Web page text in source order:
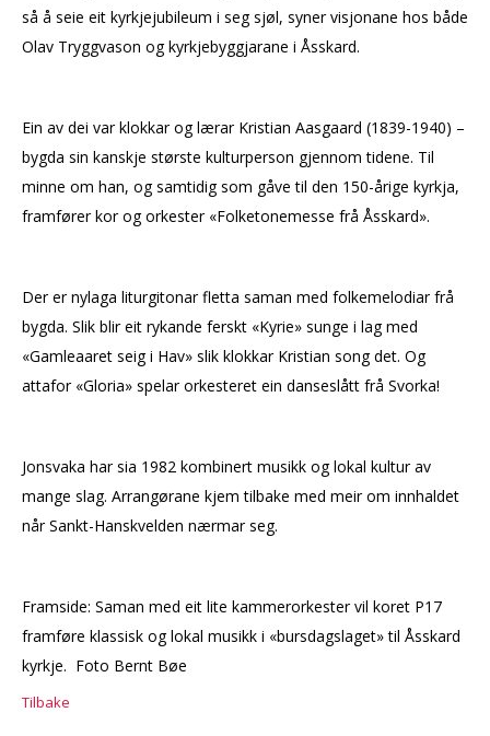
så å seie eit kyrkjejubileum i seg sjøl, syner visjonane hos både
Olav Tryggvason og kyrkjebyggjarane i Åsskard.
Ein av dei var klokkar og lærar Kristian Aasgaard (1839-1940) –
bygda sin kanskje største kulturperson gjennom tidene. Til
minne om han, og samtidig som gåve til den 150-årige kyrkja,
framfører kor og orkester «Folketonemesse frå Åsskard».
Der er nylaga liturgitonar fletta saman med folkemelodiar frå
bygda. Slik blir eit rykande ferskt «Kyrie» sunge i lag med
«Gamleaaret seig i Hav» slik klokkar Kristian song det. Og
attafor «Gloria» spelar orkesteret ein danseslått frå Svorka!
Jonsvaka har sia 1982 kombinert musikk og lokal kultur av
mange slag. Arrangørane kjem tilbake med meir om innhaldet
når Sankt-Hanskvelden nærmar seg.
Framside: Saman med eit lite kammerorkester vil koret P17
framføre klassisk og lokal musikk i «bursdagslaget» til Åsskard
kyrkje. Foto Bernt Bøe
Tilbake